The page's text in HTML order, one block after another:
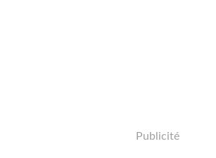
Publicité